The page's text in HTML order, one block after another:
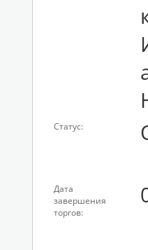
Статус:
Дата
завершения
торгов: